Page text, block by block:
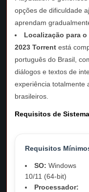
opções de dificuldade
aprendam
Localização para
2023 Torrent está
português do Brasil,
diálogos e textos de
experiência totalmente
brasileiros.
Requisitos de Sistema
Requisitos
SO: Windows
10/11 (64-bit)
Processador: